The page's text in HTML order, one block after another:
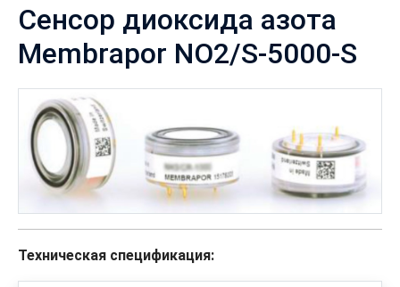
Сенсор диоксида азота
Membrapor NO2/S-5000-S
Техническая спецификация: